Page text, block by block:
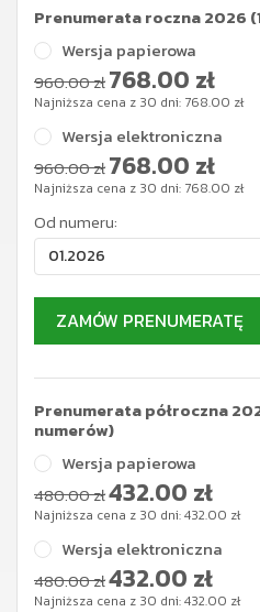
Prenumerata roczna 2026
Wersja papierowa
960.00 zł768.00 zł
Najniższa cena z 30 dni: 768.00 zł
Wersja elektroniczna
960.00 zł768.00 zł
Najniższa cena z 30 dni: 768.00 zł
Od numeru:
01.2026
ZAMÓW PRENUMERATĘ
Prenumerata półroczna
numerów)
Wersja papierowa
480.00 zł432.00 zł
Najniższa cena z 30 dni:432.00 zł
Wersja elektroniczna
480.00 zł432.00 zł
Najniższa cena z 30 dni:432.00 zł